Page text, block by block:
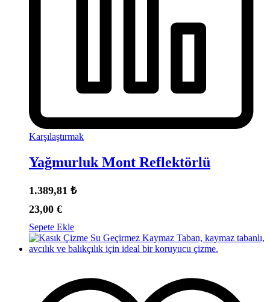
Karşılaştırmak
Yağmurluk Mont Reflektörlü
1.389,81 ₺
23,00 €
Sepete Ekle